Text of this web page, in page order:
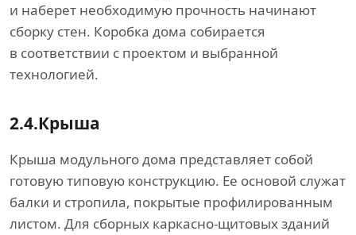
и наберет необходимую прочность начинают
сборку стен. Коробка дома собирается
в соответствии с проектом и выбранной
технологией.
2.4.Крыша
Крыша модульного дома представляет собой
готовую типовую конструкцию. Ее основой служат
балки и стропила, покрытые профилированным
листом. Для сборных каркасно-щитовых зданий